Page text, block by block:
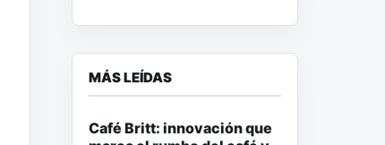
MÁS LEÍDAS
Café Britt: innovación que